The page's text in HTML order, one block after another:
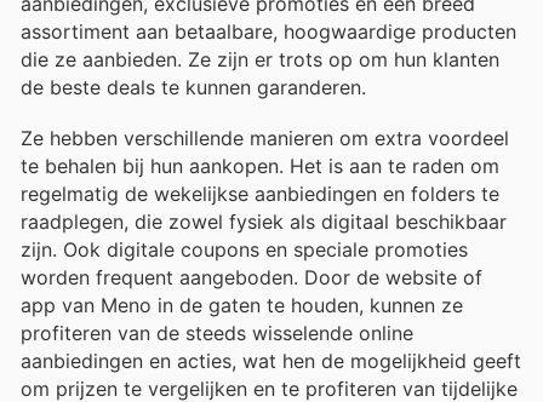
assortiment aan betaalbare, hoogwaardige producten
die ze aanbieden. Ze zijn er trots op om hun klanten
de beste deals te kunnen garanderen.
Ze hebben verschillende manieren om extra voordeel
te behalen bij hun aankopen. Het is aan te raden om
regelmatig de wekelijkse aanbiedingen en folders te
raadplegen, die zowel fysiek als digitaal beschikbaar
zijn. Ook digitale coupons en speciale promoties
worden frequent aangeboden. Door de website of
app van Meno in de gaten te houden, kunnen ze
profiteren van de steeds wisselende online
aanbiedingen en acties, wat hen de mogelijkheid geeft
om prijzen te vergelijken en te profiteren van tijdelijke